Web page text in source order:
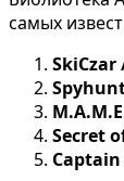
самых
Secret